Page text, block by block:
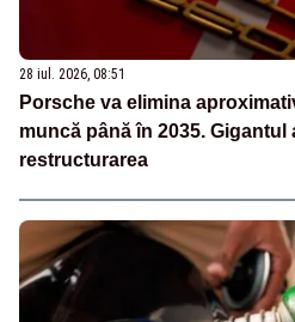
28 iul. 2026, 08:51
Porsche va elimina
muncă până în 2035. Gigantul
restructurarea